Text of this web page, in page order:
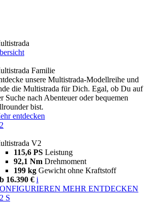
Familie
unsere Multistrada-Modellreihe und
die Multistrada für Dich. Egal, ob Du auf
Suche nach Abenteuer oder bequemen
bist.
entdecken
V2
115,6 PS Leistung
92,1 Nm Drehmoment
199 kg Gewicht ohne Kraftstoff
16.390 € i
MEHR ENTDECKEN
S